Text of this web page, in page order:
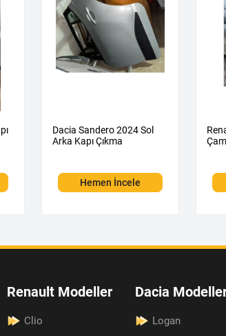
Dacia Sandero 2024 Sol
Arka Kapı Çıkma
Hemen İncele
Renault Modeller
Clio
Dacia
Logan